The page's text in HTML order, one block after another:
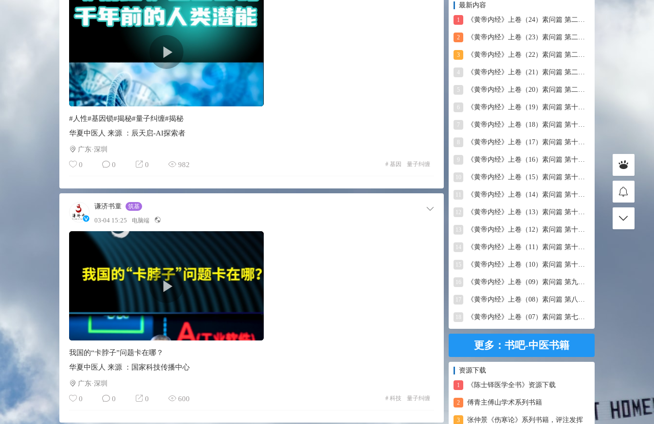
最新内容
1 《黄帝内经》上卷（24）素问篇 第二十四篇 血气形志篇第
2 《黄帝内经》上卷（23）素问篇 第二十三篇 宣明五气
3 《黄帝内经》上卷（22）素问篇 第二十二篇 藏气法时论
4 《黄帝内经》上卷（21）素问篇 第二十一篇 经脉别论
5 《黄帝内经》上卷（20）素问篇 第二十篇 三部九候论
6 《黄帝内经》上卷（19）素问篇 第十九篇 玉机真藏论
7 《黄帝内经》上卷（18）素问篇 第十八篇 平人气象论
《黄帝内经》上卷（17）素问篇 第十七篇 脉要精微论
9 《黄帝内经》上卷（16）素问篇 第十六篇 诊要经终论
《黄帝内经》上卷（15）素问篇 第十五篇 玉版论要
《黄帝内经》上卷（14）素问篇 第十四篇 汤液醪醴论
12 《黄帝内经》上卷（13）素问篇 第十三篇 移精变气论
13 《黄帝内经》上卷（12）素问篇 第十二篇 异法方宜论
14 《黄帝内经》上卷（11）素问篇 第十一篇 五藏别论
15 《黄帝内经》上卷（10）素问篇 第十篇 五藏生成
16 《黄帝内经》上卷（09）素问篇 第九篇 六节藏象论
17 《黄帝内经》上卷（08）素问篇 第八篇 灵兰秘典论
《黄帝内经》上卷（07）素问篇 第七篇 阴阳别论
更多：书吧-中医书籍
资源下载
1 《陈士铎医学全书》资源下载
2 傅青主傅山学术系列书籍
3 张仲景《伤寒论》系列书籍，评注发挥
#人性#基因锁#揭秘#量子纠缠#揭秘
华夏中医人 来源 ：辰天启-AI探索者
广东·深圳
0 0 0 982 # 基因 量子纠缠
谦济书童 筑基
03-04 15:25 电脑端
我国的“卡脖子”问题卡在哪？
华夏中医人 来源 ：国家科技传播中心
广东·深圳
0 0 0 600 # 科技 量子纠缠